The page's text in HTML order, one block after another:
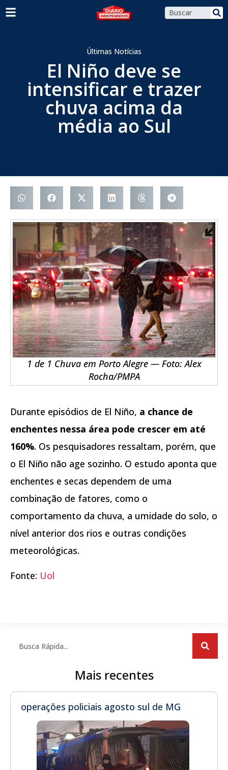
Últimas Notícias
El Niño deve se
intensificar e trazer
chuva acima da
média ao Sul
1 de 1 Chuva em Porto Alegre — Foto: Alex
Rocha/PMPA
Durante episódios de El Niño, a chance de
enchentes nessa área pode crescer em até
160%. Os pesquisadores ressaltam, porém, que
o El Niño não age sozinho. O estudo aponta que
enchentes e secas dependem de uma
combinação de fatores, como o
comportamento da chuva, a umidade do solo, o
nível anterior dos rios e outras condições
meteorológicas.
Fonte: Uol
Mais recentes
operações policiais agosto sul de MG